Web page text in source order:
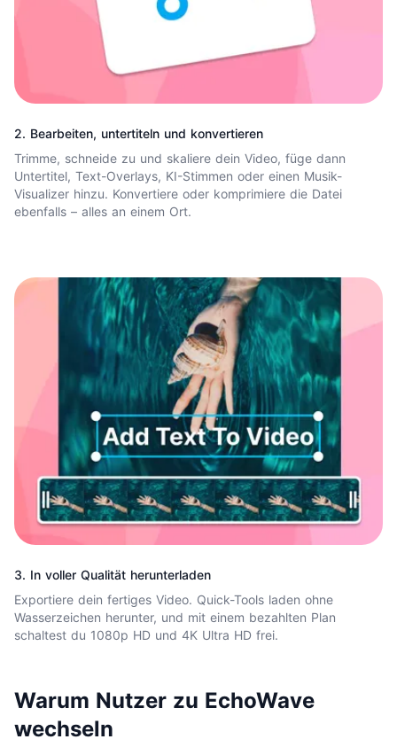
2. Bearbeiten, untertiteln und konvertieren
Trimme, schneide zu und skaliere dein Video, füge dann
Untertitel, Text-Overlays, KI-Stimmen oder einen Musik-
Visualizer hinzu. Konvertiere oder komprimiere die Datei
ebenfalls – alles an einem Ort.
3. In voller Qualität herunterladen
Exportiere dein fertiges Video. Quick-Tools laden ohne
Wasserzeichen herunter, und mit einem bezahlten Plan
schaltest du 1080p HD und 4K Ultra HD frei.
Warum Nutzer zu EchoWave
wechseln